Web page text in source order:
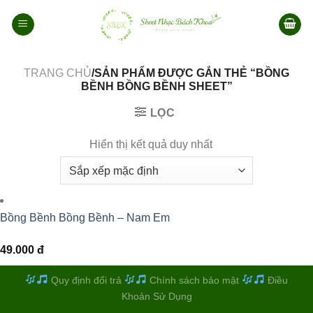
qua
TRANG CHỦ/SẢN PHẨM ĐƯỢC GẮN THẺ “BỒNG
BỀNH BỒNG BỀNH SHEET”
LỌC
Hiển thị kết quả duy nhất
Bồng Bềnh Bồng Bềnh – Nam Em
49.000 đ
Quy định đổi trả Chính sách bảo mật
Điều
Khoản Sử Dụng